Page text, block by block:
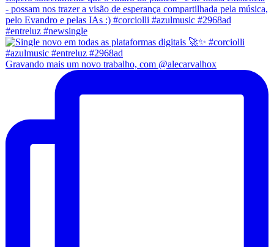
Gravando mais um novo trabalho, com @alecarvalhox